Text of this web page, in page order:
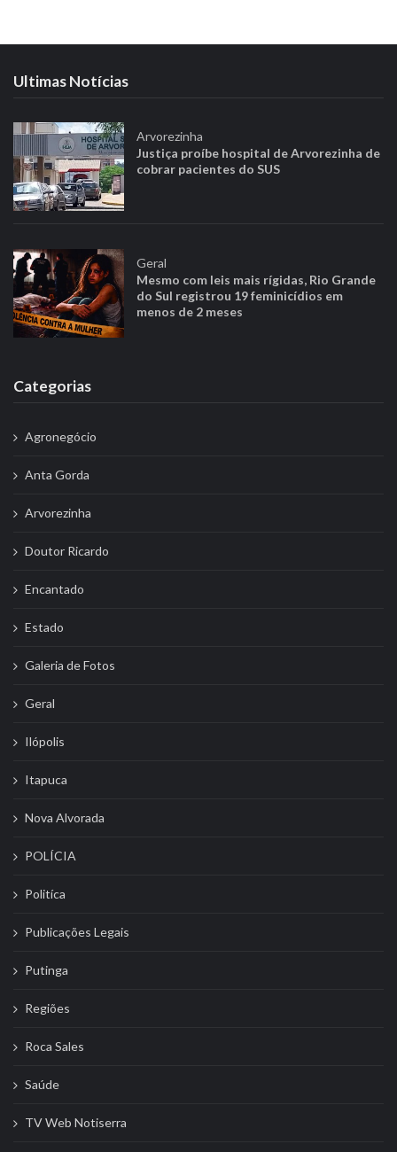
Ultimas Notícias
Arvorezinha
Justiça proíbe hospital de Arvorezinha de
cobrar pacientes do SUS
Geral
Mesmo com leis mais rígidas, Rio Grande
do Sul registrou 19 feminicídios em
menos de 2 meses
Categorias
Agronegócio
Anta Gorda
Arvorezinha
Doutor Ricardo
Encantado
Estado
Galeria de Fotos
Geral
Ilópolis
Itapuca
Nova Alvorada
POLÍCIA
Politíca
Publicações Legais
Putinga
Regiões
Roca Sales
Saúde
TV Web Notiserra